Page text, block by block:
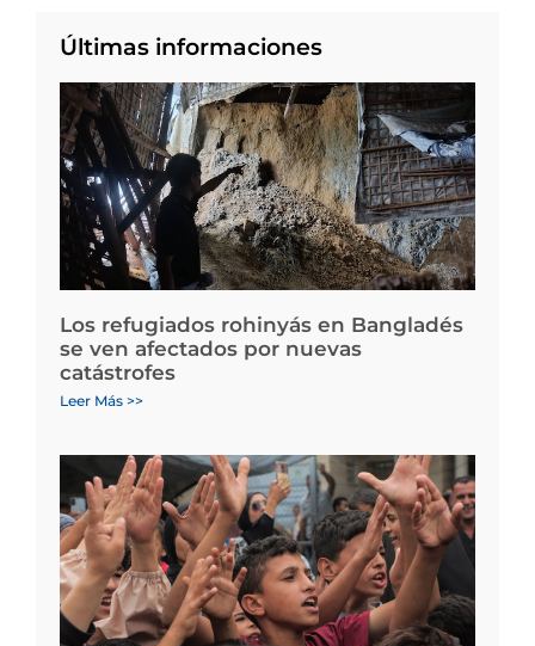
Últimas informaciones
Los refugiados rohinyás en Bangladés
se ven afectados por nuevas
catástrofes
Leer Más >>